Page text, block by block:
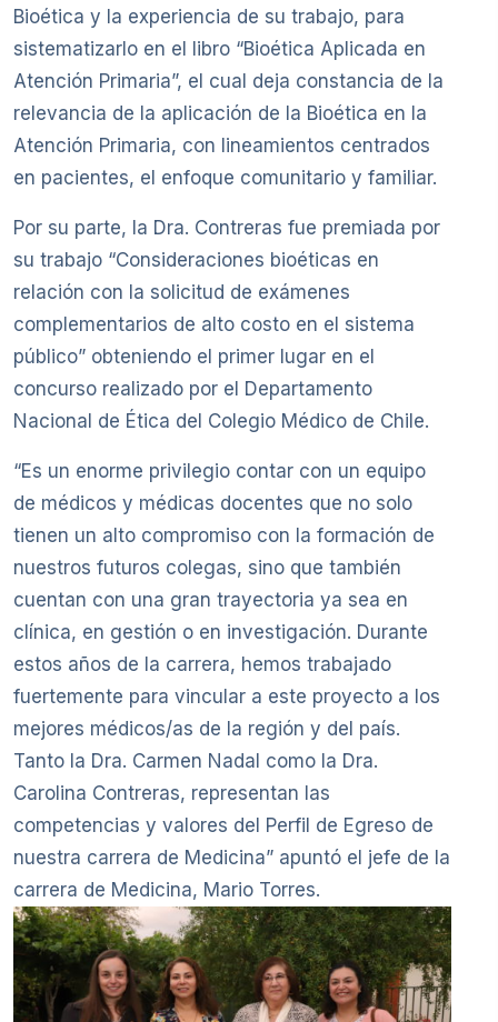
Bioética y la experiencia de su trabajo, para
sistematizarlo en el libro “Bioética Aplicada en
Atención Primaria”, el cual deja constancia de la
relevancia de la aplicación de la Bioética en la
Atención Primaria, con lineamientos centrados
en pacientes, el enfoque comunitario y familiar.
Por su parte, la Dra. Contreras fue premiada por
su trabajo “Consideraciones bioéticas en
relación con la solicitud de exámenes
complementarios de alto costo en el sistema
público” obteniendo el primer lugar en el
concurso realizado por el Departamento
Nacional de Ética del Colegio Médico de Chile.
“Es un enorme privilegio contar con un equipo
de médicos y médicas docentes que no solo
tienen un alto compromiso con la formación de
nuestros futuros colegas, sino que también
cuentan con una gran trayectoria ya sea en
clínica, en gestión o en investigación. Durante
estos años de la carrera, hemos trabajado
fuertemente para vincular a este proyecto a los
mejores médicos/as de la región y del país.
Tanto la Dra. Carmen Nadal como la Dra.
Carolina Contreras, representan las
competencias y valores del Perfil de Egreso de
nuestra carrera de Medicina” apuntó el jefe de la
carrera de Medicina, Mario Torres.